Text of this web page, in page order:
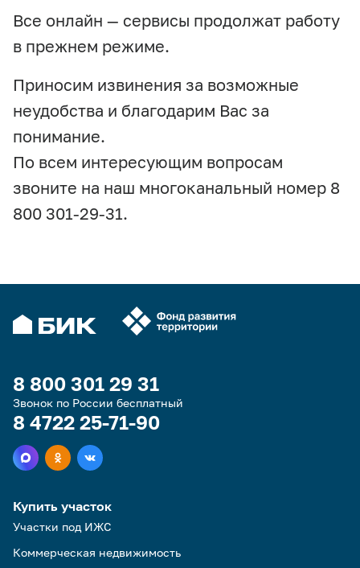
Все онлайн — сервисы продолжат работу
в прежнем режиме.
Приносим извинения за возможные
неудобства и благодарим Вас за
понимание.
По всем интересующим вопросам
звоните на наш многоканальный номер 8
800 301-29-31.
8 800 301 29 31
Звонок по России бесплатный
8 4722 25-71-90
Купить участок
Участки под ИЖС
Коммерческая недвижимость